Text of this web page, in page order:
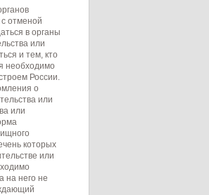
отменой
в органы
или
и тем, кто
необходимо
России.
о
или
или
которых
или
на него не